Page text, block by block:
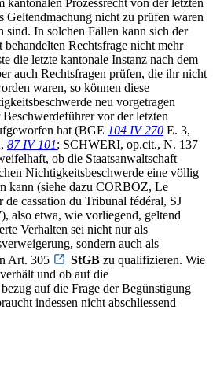
Geltendmachung nicht zu prüfen waren
sind. In solchen Fällen kann sich der
Rechtsfrage nicht mehr
die letzte kantonale Instanz nach dem
auch Rechtsfragen prüfen, die ihr nicht
waren, so können diese
neu vorgetragen
vor der letzten
hat (BGE 104 IV 270 E. 3,
87 IV 101; SCHWERI, op.cit., N. 137
ob die Staatsanwaltschaft
Nichtigkeitsbeschwerde eine völlig
kann (siehe dazu CORBOZ, Le
cassation du Tribunal fédéral, SJ
also etwa, wie vorliegend, geltend
Verhalten sei nicht nur als
sondern auch als
Art. 305
StGB zu qualifizieren. Wie
und ob auf die
auf die Frage der Begünstigung
indessen nicht abschliessend